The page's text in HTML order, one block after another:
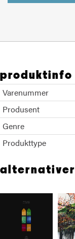
produktinfo
Varenummer
Produsent
Genre
Produkttype
alternativer